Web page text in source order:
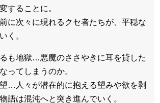
することに。
に次々に現れるクセ者たちが、平穏な
く。
も地獄…悪魔のささやきに耳を貸した
ってしまうのか。
…人々が潜在的に抱える望みや欲を剥
語は混沌へと突き進んでいく。